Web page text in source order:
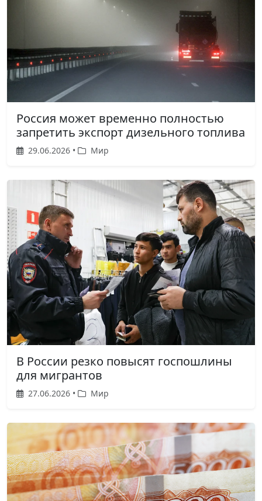
Россия может временно полностью
запретить экспорт дизельного топлива
29.06.2026 • Мир
В России резко повысят госпошлины
для мигрантов
27.06.2026 • Мир